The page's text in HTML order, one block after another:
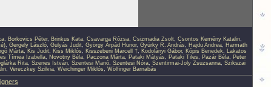
, Borkovics Péter, Brinkus Kata, Csavarga Rózsa, Csizmadia Zsolt, Csontos Kemény Katalin,
, Gergely László, Gulyás Judit, György Árpád Hunor, Gyürky R. András, Hajdu Andrea, Harmath
Márta, Kis Judit, Kiss Miklós, Kisszebeni Marcell †, Kodolányi Gábor, Kópis Benedek, Lakatos
Tímea Izabella, Novotny Béla, Paczona Márta, Pataki Mátyás, Pataki Tiles, Pazár Béla, Peter
Rita, Szenes István, Szentesi Manó, Szentesi Nóra, Szentirmai-Joly Zsuzsanna, Szikszai
, Vereczkey Szilvia, Weichinger Miklós, Wölfinger Barnabás